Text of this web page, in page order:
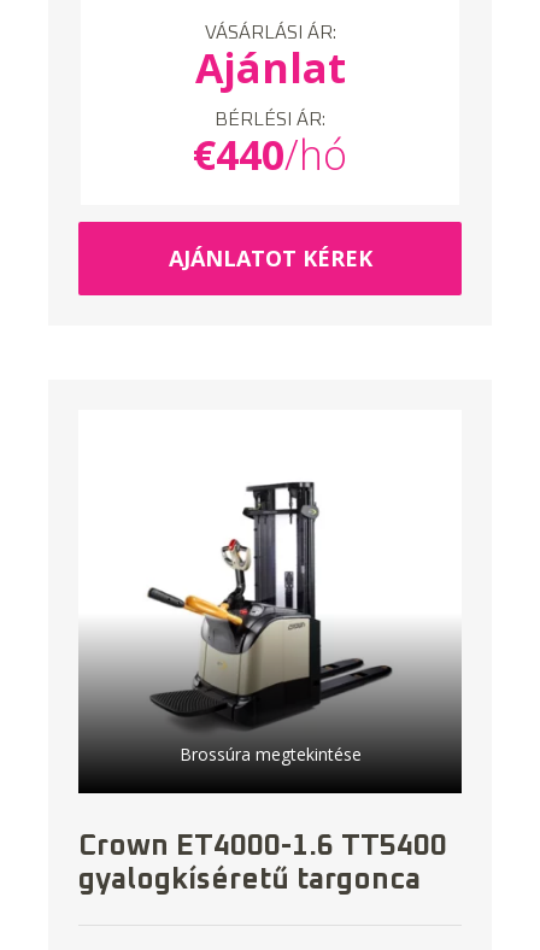
VÁSÁRLÁSI ÁR:
Ajánlat
BÉRLÉSI ÁR:
€440/hó
AJÁNLATOT KÉREK
Brossúra megtekintése
Crown ET4000-1.6 TT5400
gyalogkíséretű targonca